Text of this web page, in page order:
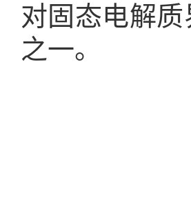
对固态电解
之一。